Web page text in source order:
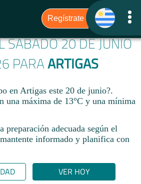
SÁBADO 20 DE JUNIO
PARAARTIGAS
en Artigas este 20 de junio?.
una máxima de 13°C y una mínima
preparación adecuada según el
informado y planifica con
VER HOY